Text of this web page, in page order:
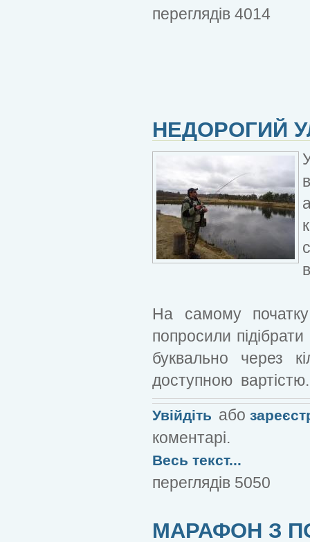
переглядів 4014
НЕДОРОГИЙ
На самому
попросили підібрати
буквально через
доступною вартістю.
Увійдіть або
коментарі.
Весь текст...
переглядів 5050
МАРАФОН З